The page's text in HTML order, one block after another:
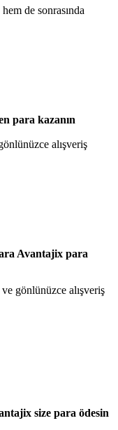
de sonrasında
para kazanın
alışveriş
Avantajix para
gönlünüzce alışveriş
size para ödesin